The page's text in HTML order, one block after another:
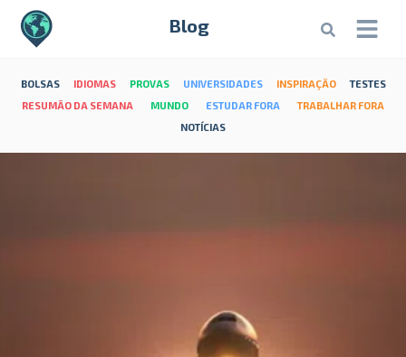
Blog
BOLSAS IDIOMAS PROVAS UNIVERSIDADES INSPIRAÇÃO
TESTES
RESUMÃO DA SEMANA
MUNDO ESTUDAR FORA
TRABALHAR FORA
NOTÍCIAS